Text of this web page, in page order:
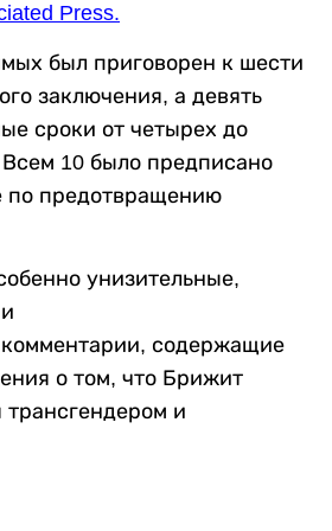
Press.
был приговорен к шести
заключения, а девять
сроки от четырех до
10 было предписано
по предотвращению
унизительные,
содержащие
о том, что Брижит
трансгендером и